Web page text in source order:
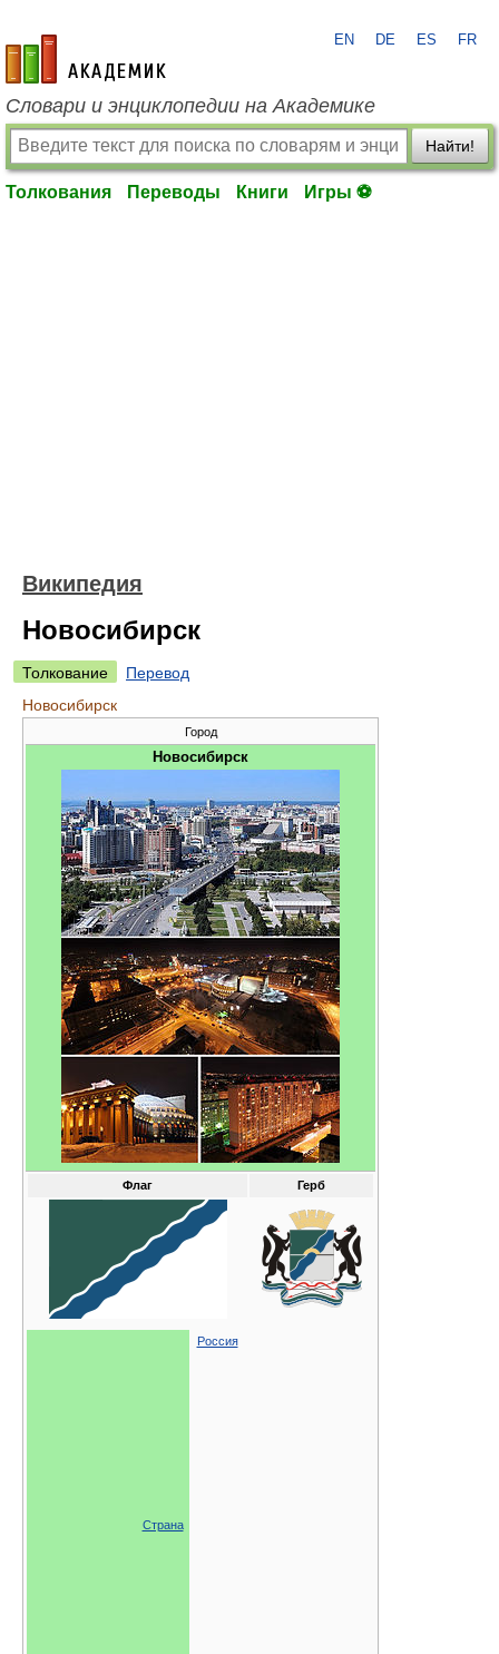
academic.ru
EN DE ES FR
Словари и энциклопедии на Академике
Найти!
Толкования Переводы Книги Игры ⚽
Википедия
Новосибирск
Толкование
Перевод
Новосибирск
Город
Новосибирск
Флаг Герб
Страна
Россия